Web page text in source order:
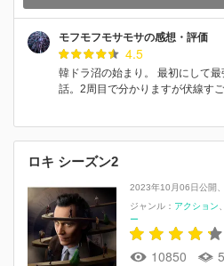
モフモフモサモサの感想・評価
4.5
韓ドラ沼の始まり。 最初にして
話。2周目で分かりますが伏線す
ロキ シーズン2
2023年10月06日公開
ジャンル： アクション
ー
10850